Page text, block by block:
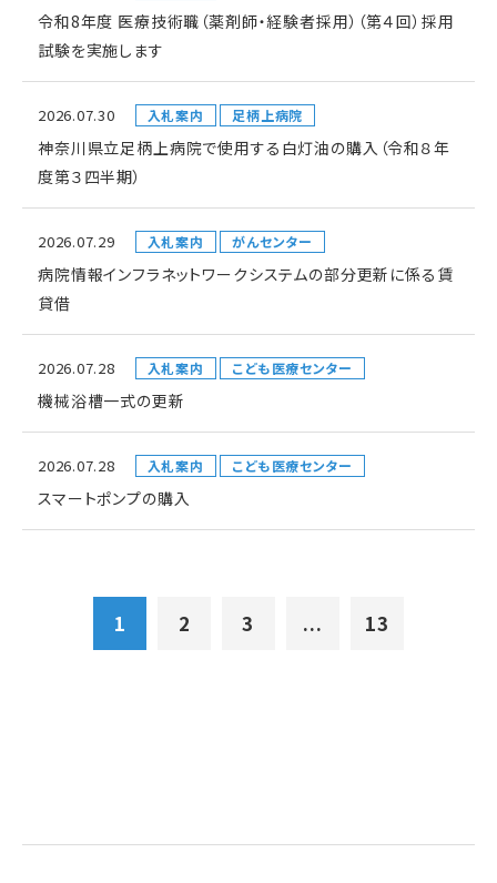
令和8年度 医療技術職（薬剤師・経験者採用）（第４回）採用
試験を実施します
2026.07.30 入札案内 足柄上病院
神奈川県立足柄上病院で使用する白灯油の購入（令和８年
度第３四半期）
2026.07.29 入札案内 がんセンター
病院情報インフラネットワークシステムの部分更新に係る賃
貸借
2026.07.28 入札案内 こども医療センター
機械浴槽一式の更新
2026.07.28 入札案内 こども医療センター
スマートポンプの購入
1 2 3 ... 13